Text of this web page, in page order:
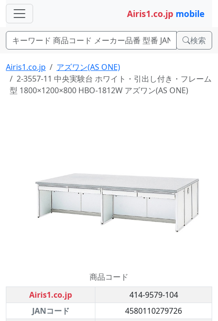
Airis1.co.jp mobile
検索
Airis1.co.jp
アズワン(AS ONE)
2-3557-11 中央実験台 ホワイト・引出し付き・フレーム
型 1800×1200×800 HBO-1812W アズワン(AS ONE)
商品コード
Airis1.co.jp
414-9579-104
JANコード
4580110279726